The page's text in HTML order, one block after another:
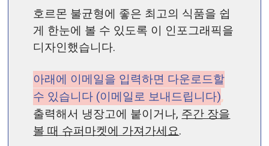
호르몬 불균형에 좋은 최고의 식품을 쉽
게 한눈에 볼 수 있도록 이 인포그래픽을
디자인했습니다.
아래에 이메일을 입력하면 다운로드할
수 있습니다 (이메일로 보내드립니다),
출력해서 냉장고에 붙이거나, 주간 장을
볼 때 슈퍼마켓에 가져가세요.